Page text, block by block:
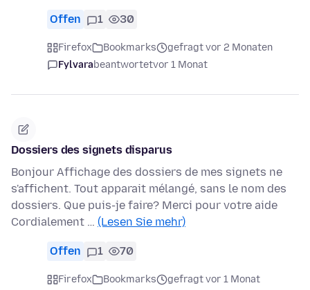
Offen 1 30
Firefox Bookmarks
gefragt vor 2 Monaten
Fylvarabeantwortetvor 1 Monat
Dossiers des signets disparus
Bonjour Affichage des dossiers de mes signets ne
s'affichent. Tout apparait mélangé, sans le nom des
dossiers. Que puis-je faire? Merci pour votre aide
Cordialement … (Lesen Sie mehr)
Offen 1 70
Firefox Bookmarks
gefragt vor 1 Monat